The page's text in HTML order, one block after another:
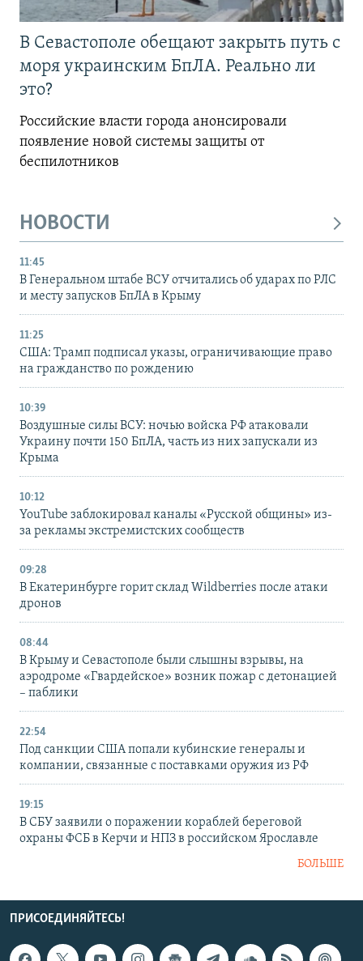
В Севастополе обещают закрыть путь с
моря украинским БпЛА. Реально ли
это?
Российские власти города анонсировали
появление новой системы защиты от
беспилотников
НОВОСТИ
11:45
В Генеральном штабе ВСУ отчитались об ударах по РЛС
и месту запусков БпЛА в Крыму
11:25
США: Трамп подписал указы, ограничивающие право
на гражданство по рождению
10:39
Воздушные силы ВСУ: ночью войска РФ атаковали
Украину почти 150 БпЛА, часть из них запускали из
Крыма
10:12
YouTube заблокировал каналы «Русской общины» из-
за рекламы экстремистских сообществ
09:28
В Екатеринбурге горит склад Wildberries после атаки
дронов
08:44
В Крыму и Севастополе были слышны взрывы, на
аэродроме «Гвардейское» возник пожар с детонацией
– паблики
22:54
Под санкции США попали кубинские генералы и
компании, связанные с поставками оружия из РФ
19:15
В СБУ заявили о поражении кораблей береговой
охраны ФСБ в Керчи и НПЗ в российском Ярославле
БОЛЬШЕ
ПРИСОЕДИНЯЙТЕСЬ!